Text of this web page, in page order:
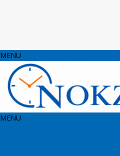
MENU
MENU